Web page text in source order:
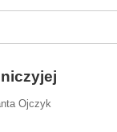
Ojczyk